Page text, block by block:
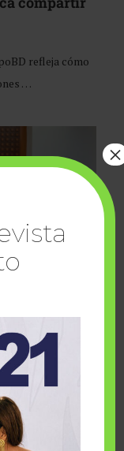
refleja cómo
…
A-Wish
×